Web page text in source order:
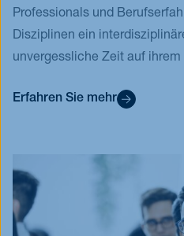
Professionals und
Disziplinen ein
unvergessliche Zeit auf ihrem
Erfahren Sie mehr